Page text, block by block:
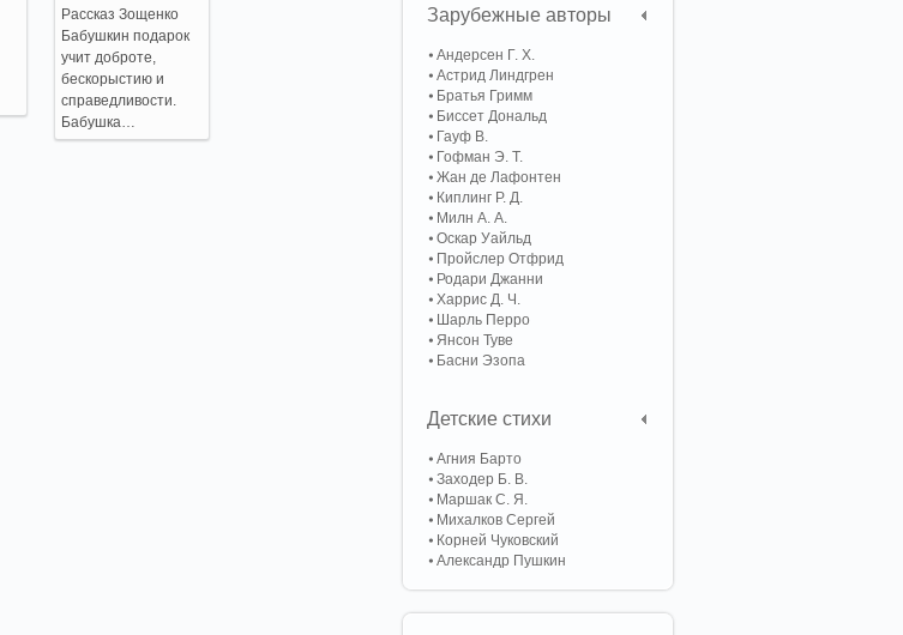
Рассказ Зощенко
Бабушкин подарок
учит доброте,
бескорыстию и
справедливости.
Бабушка…
Зарубежные авторы
Андерсен Г. Х.
Астрид Линдгрен
Братья Гримм
Биссет Дональд
Гауф В.
Гофман Э. Т.
Жан де Лафонтен
Киплинг Р. Д.
Милн А. А.
Оскар Уайльд
Пройслер Отфрид
Родари Джанни
Харрис Д. Ч.
Шарль Перро
Янсон Туве
Басни Эзопа
Детские стихи
Агния Барто
Заходер Б. В.
Маршак С. Я.
Михалков Сергей
Корней Чуковский
Александр Пушкин